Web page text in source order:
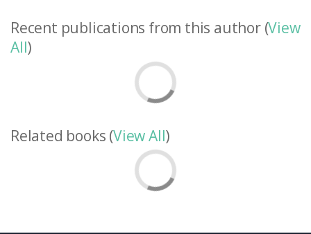
Recent publications from this author (View
All)
Related books (View All)